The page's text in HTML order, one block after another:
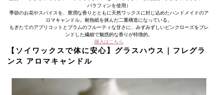
パラフィンを使用）
季節のお花やスパイスを、豊潤な香りとともに天然ワックスに封じ込めたハンドメイドのア
ロマキャンドル。耐熱紙を挟んだ二重構造になっている。
もぎたてのアプリコットとプラムのフルーティな甘さに、みずみずしいピンクローズをブレ
ンドした繊細で魅惑的な香りが特徴的。
購入はこちら
【ソイワックスで体に安心】グラスハウス｜フレグラ
ンス アロマキャンドル